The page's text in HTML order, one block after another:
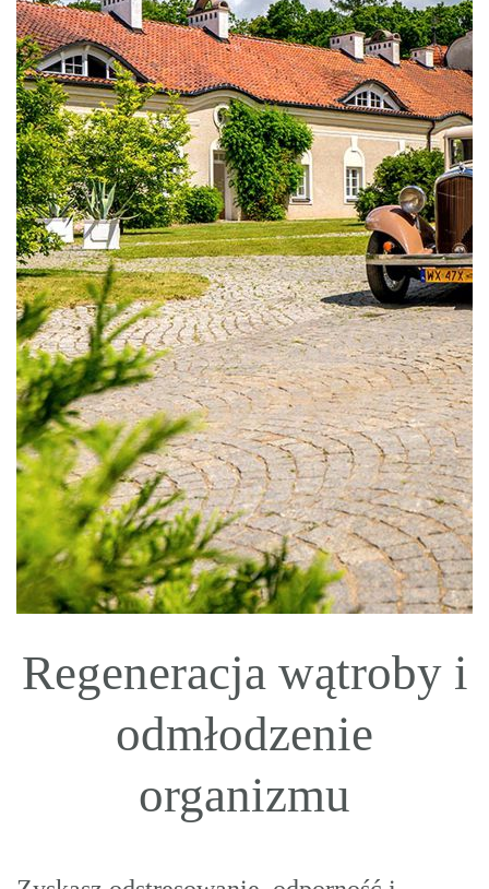
Regeneracja wątroby i
odmłodzenie
organizmu